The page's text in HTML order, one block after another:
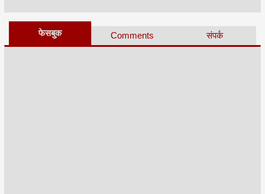
फेसबुक Comments संपर्क